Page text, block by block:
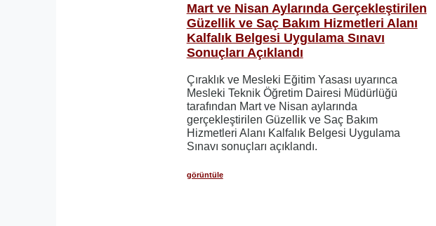
Mart ve Nisan Aylarında Gerçekleştirilen
Güzellik ve Saç Bakım Hizmetleri Alanı
Kalfalık Belgesi Uygulama Sınavı
Sonuçları Açıklandı
Çıraklık ve Mesleki Eğitim Yasası uyarınca
Mesleki Teknik Öğretim Dairesi Müdürlüğü
tarafından Mart ve Nisan aylarında
gerçekleştirilen Güzellik ve Saç Bakım
Hizmetleri Alanı Kalfalık Belgesi Uygulama
Sınavı sonuçları açıklandı.
görüntüle